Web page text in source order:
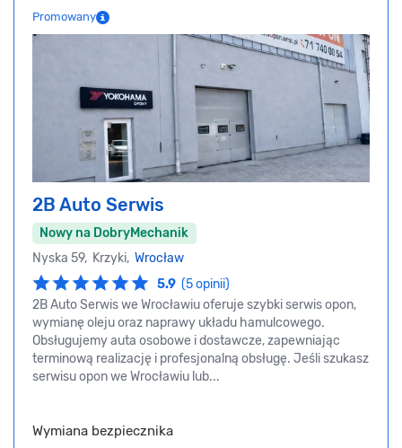
Promowany
2B Auto Serwis
Nowy na DobryMechanik
Nyska 59, Krzyki, Wrocław
5.9 (5 opinii)
2B Auto Serwis we Wrocławiu oferuje szybki serwis opon,
wymianę oleju oraz naprawy układu hamulcowego.
Obsługujemy auta osobowe i dostawcze, zapewniając
terminową realizację i profesjonalną obsługę. Jeśli szukasz
serwisu opon we Wrocławiu lub...
Wymiana bezpiecznika